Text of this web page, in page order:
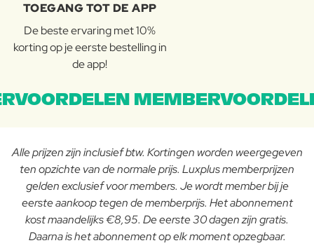
TOEGANG TOT DE APP
De beste ervaring met 10%
korting op je eerste bestelling in
de app!
Alle prijzen zijn inclusief btw. Kortingen worden weergegeven
ten opzichte van de normale prijs. Luxplus memberprijzen
gelden exclusief voor members. Je wordt member bij je
eerste aankoop tegen de memberprijs. Het abonnement
kost maandelijks €8,95. De eerste 30 dagen zijn gratis.
Daarna is het abonnement op elk moment opzegbaar.